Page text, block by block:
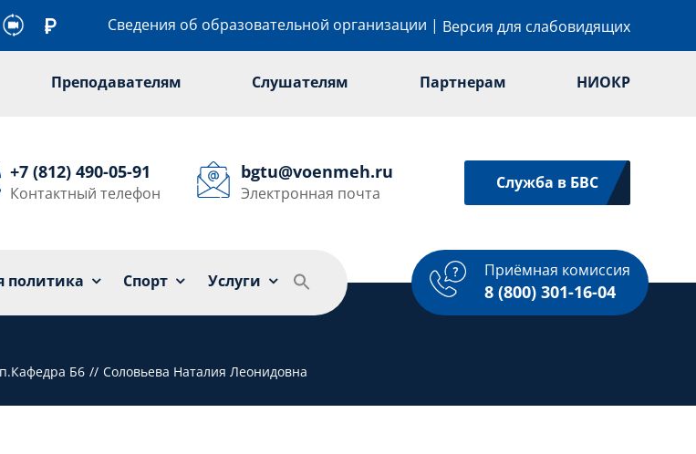
Сведения об образовательной организации | Версия для слабовидящих
Преподавателям Слушателям Партнерам НИОКР
+7 (812) 490-05-91
Контактный телефон
bgtu@voenmeh.ru
Электронная почта
Служба в БВС
политика Спорт Услуги
Приёмная комиссия
8 (800) 301-16-04
Образование Наука Молодежная политика Спорт Услуги
п.Кафедра Б6 Соловьева Наталия Леонидовна